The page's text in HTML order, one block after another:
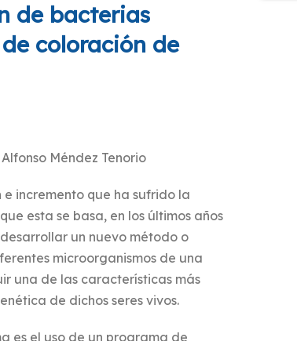
de bacterias
coloración de
Alfonso Méndez Tenorio
incremento que ha sufrido la
esta se basa, en los últimos años
un nuevo método o
microorganismos de una
una de las características más
de dichos seres vivos.
es el uso de un programa de